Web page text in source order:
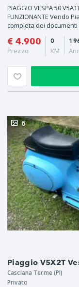
PIAGGIO VESPA 50
FUNZIONANTE Vendo
completa dei
€ 4.900
Prezzo
0
KM
Piaggio V5X2T
6
Casciana Terme (PI)
Privato